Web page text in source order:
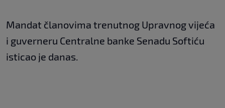
Mandat članovima trenutnog Upravnog vijeća
i guverneru Centralne banke Senadu Softiću
isticao je danas.